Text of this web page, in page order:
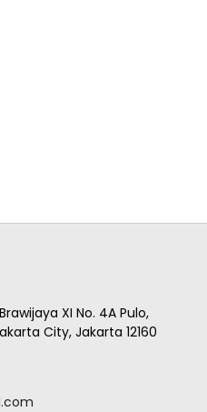
Brawijaya XI No. 4A Pulo,
City, Jakarta 12160